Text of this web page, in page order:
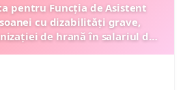
pentru Funcția de Asistent
cu dizabilități grave,
de hrană în salariul de